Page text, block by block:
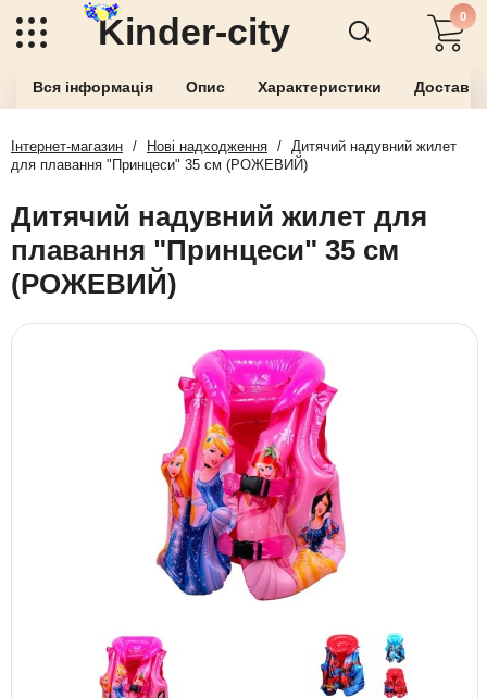
Kinder-city 0
Вся інформація Опис Характеристики
Інтернет-магазин / Нові надходження / Дитячий надувний жилет
для плавання "Принцеси" 35 см (РОЖЕВИЙ)
Дитячий надувний жилет для
плавання "Принцеси" 35 см
(РОЖЕВИЙ)